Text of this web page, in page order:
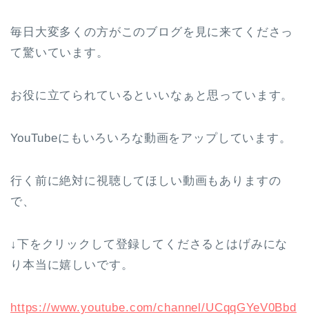
毎日大変多くの方がこのブログを見に来てくださっ
て驚いています。
お役に立てられているといいなぁと思っています。
YouTubeにもいろいろな動画をアップしています。
行く前に絶対に視聴してほしい動画もありますの
で、
↓下をクリックして登録してくださるとはげみにな
り本当に嬉しいです。
https://www.youtube.com/channel/UCqqGYeV0Bbd